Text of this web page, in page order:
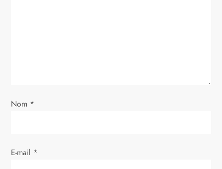
a
t
Nom *
E-mail *